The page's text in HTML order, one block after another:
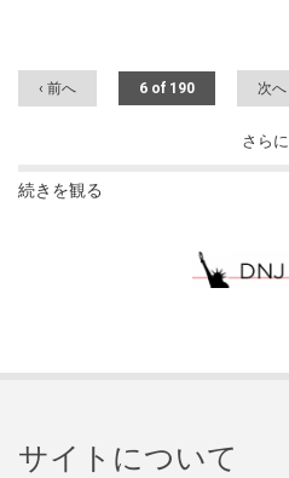
‹ 前へ 6 of 190 次へ
さらに
続きを観る
サイトについて